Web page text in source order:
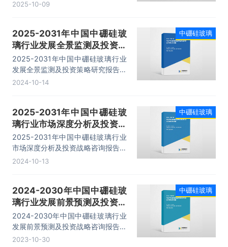
2025-10-09
2025-2031年中国中硼硅玻
璃行业发展全景监测及投资策
略研究报告
2025-2031年中国中硼硅玻璃行业
发展全景监测及投资策略研究报告，
主要包括行业竞争格局分析、重点企
2024-10-14
中硼硅玻璃
2025-2031年中国中硼硅玻
璃行业市场深度分析及投资战
略咨询报告
2025-2031年中国中硼硅玻璃行业
市场深度分析及投资战略咨询报告，
行业竞争策略建议、领先企业分析、
2024-10-13
中硼硅玻璃
2024-2030年中国中硼硅玻
璃行业发展前景预测及投资战
略咨询报告
2024-2030年中国中硼硅玻璃行业
发展前景预测及投资战略咨询报告，
行业竞争策略建议、领先企业分析、
2023-10-30
中硼硅玻璃